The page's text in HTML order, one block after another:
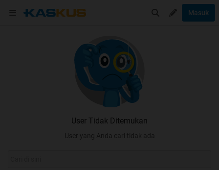
Masuk
User Tidak Ditemukan
User yang Anda cari tidak ada